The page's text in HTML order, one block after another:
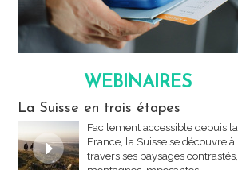
WEBINAIRES
La Suisse en trois étapes
Facilement accessible depuis la
France, la Suisse se découvre à
travers ses paysages contrastés,